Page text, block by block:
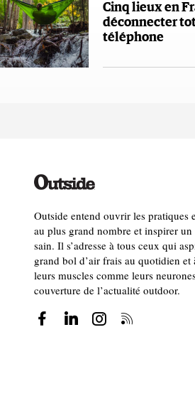
Cinq lieux en
déconnecter
téléphone
Outside entend ouvrir les pratiques
au plus grand nombre et inspirer
sain. Il s’adresse à tous ceux qui
grand bol d’air frais au quotidien
leurs muscles comme leurs
couverture de l’actualité outdoor.